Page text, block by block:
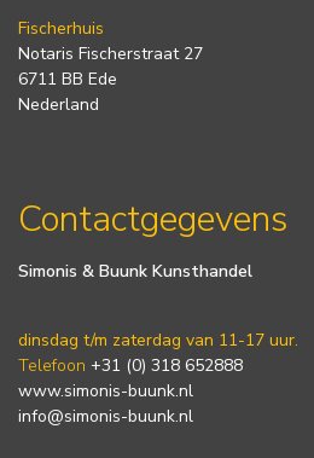
Fischerhuis
Notaris Fischerstraat 27
6711 BB Ede
Nederland
Contactgegevens
Simonis & Buunk Kunsthandel
dinsdag t/m zaterdag van 11-17 uur.
Telefoon +31 (0) 318 652888
www.simonis-buunk.nl
info@simonis-buunk.nl